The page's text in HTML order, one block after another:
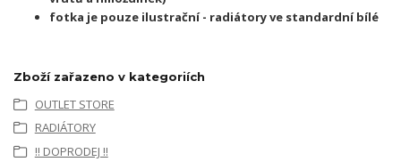
fotka je pouze ilustrační - radiátory ve standardní bílé
Zboží zařazeno v kategoriích
OUTLET STORE
RADIÁTORY
!! DOPRODEJ !!